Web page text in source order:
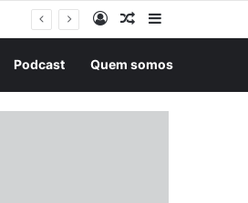
EntrarArtigo aleatório
Podcast Quem somos